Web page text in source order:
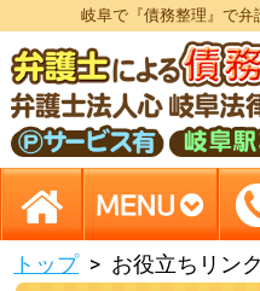
岐阜で『債務整理』で
トップ お役立ちリンク